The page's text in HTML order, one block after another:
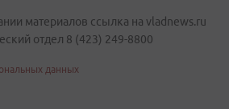
материалов ссылка на vladnews.ru
отдел 8 (423) 249-8800
данных